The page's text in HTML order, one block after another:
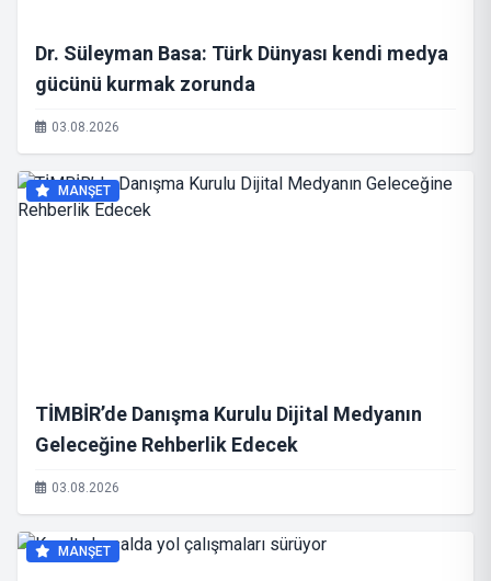
Dr. Süleyman Basa: Türk Dünyası kendi medya
gücünü kurmak zorunda
03.08.2026
MANŞET
TİMBİR’de Danışma Kurulu Dijital Medyanın
Geleceğine Rehberlik Edecek
03.08.2026
MANŞET